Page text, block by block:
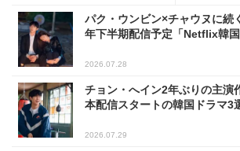
パク・ウンビン×チャウヌに続
年下半期配信予定「Netflix韓
2026.07.28
チョン・へイン2年ぶりの主演
本配信スタートの韓国ドラマ3
2026.07.29